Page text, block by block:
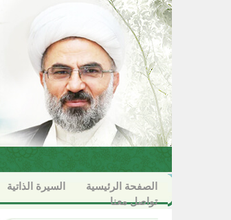
الصفحة الرئيسية السيرة الذاتية
تواصل معنا